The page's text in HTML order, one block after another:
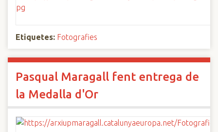
Etiquetes: Fotografies
Pasqual Maragall fent entrega de
la Medalla d'Or